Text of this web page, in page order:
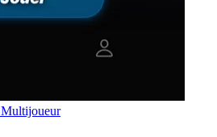
Multijoueur